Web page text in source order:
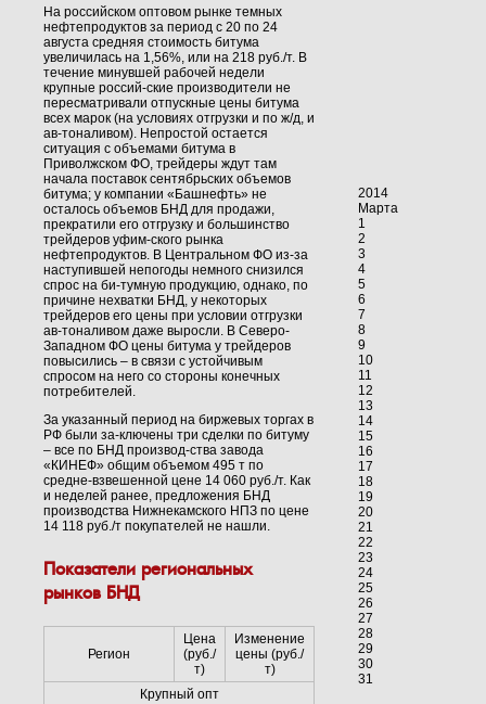
На российском оптовом рынке темных
нефтепродуктов за период с 20 по 24
августа средняя стоимость битума
увеличилась на 1,56%, или на 218 руб./т. В
течение минувшей рабочей недели
крупные россий-ские производители не
пересматривали отпускные цены битума
всех марок (на условиях отгрузки и по ж/д, и
ав-тоналивом). Непростой остается
ситуация с объемами битума в
Приволжском ФО, трейдеры ждут там
начала поставок сентябрьских объемов
битума; у компании «Башнефть» не
осталось объемов БНД для продажи,
прекратили его отгрузку и большинство
трейдеров уфим-ского рынка
нефтепродуктов. В Центральном ФО из-за
наступившей непогоды немного снизился
спрос на би-тумную продукцию, однако, по
причине нехватки БНД, у некоторых
трейдеров его цены при условии отгрузки
ав-тоналивом даже выросли. В Северо-
Западном ФО цены битума у трейдеров
повысились – в связи с устойчивым
спросом на него со стороны конечных
потребителей.
За указанный период на биржевых торгах в
РФ были за-ключены три сделки по битуму
– все по БНД производ-ства завода
«КИНЕФ» общим объемом 495 т по
средне-взвешенной цене 14 060 руб./т. Как
и неделей ранее, предложения БНД
производства Нижнекамского НПЗ по цене
14 118 руб./т покупателей не нашли.
Показатели региональных
рынков БНД
Регион
Цена
(руб./
т)
Изменение
цены (руб./
т)
Крупный опт
2014
Марта
1
2
3
4
5
6
7
8
9
10
11
12
13
14
15
16
17
18
19
20
21
22
23
24
25
26
27
28
29
30
31